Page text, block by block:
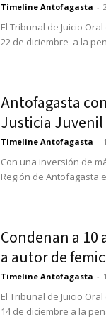
Timeline Antofagasta -
El Tribunal de Juicio
22 de diciembre a la
Antofagasta
Justicia Juvenil
Timeline Antofagasta -
Con una inversión de
Región de Antofagasta
Condenan a 10
a autor de
Timeline Antofagasta -
El Tribunal de Juicio
14 de diciembre a la